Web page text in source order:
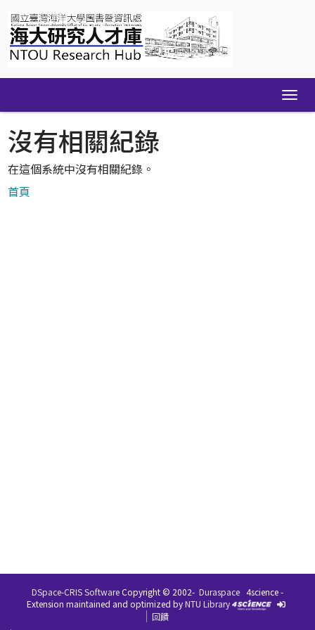
navigation
沒有相關紀錄
在這個系統中沒有相關紀錄。
首頁
DSpace-CRIS SoftwareCopyright © 2002- Duraspace 4science -
Extension maintained and optimized byNTU Library
回饋